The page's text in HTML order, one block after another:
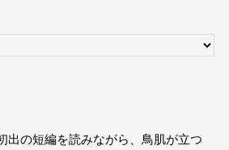
出の短編を読みながら、鳥肌が立つ